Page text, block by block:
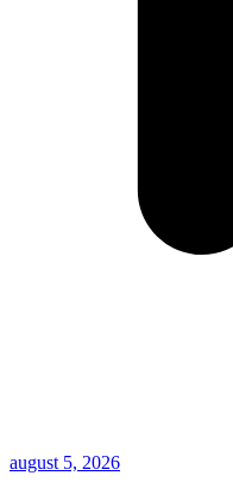
august 5, 2026